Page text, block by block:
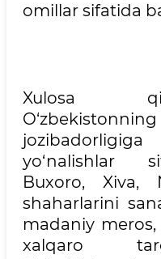
omillar sifatida
Xulosa
yo‘nalishlar
Buxoro, Xiva,
shaharlarini
madaniy
xalqaro